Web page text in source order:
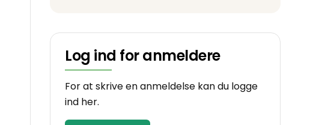
Log ind for anmeldere
For at skrive en anmeldelse kan du logge
ind her.